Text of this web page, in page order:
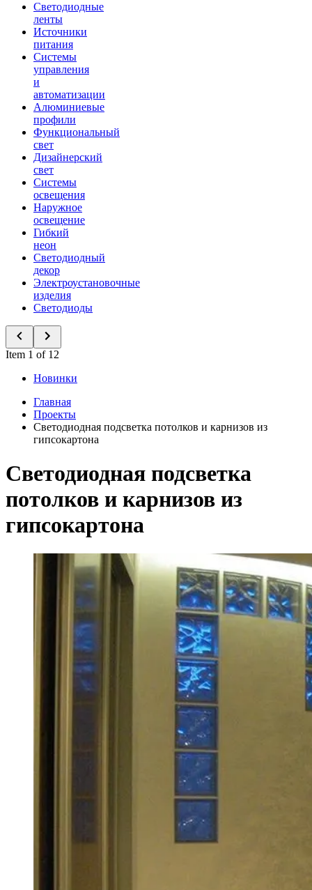
Светодиодные
ленты
Источники
питания
Системы
управления
и
автоматизации
Алюминиевые
профили
Функциональный
свет
Дизайнерский
свет
Системы
освещения
Наружное
освещение
Гибкий
неон
Светодиодный
декор
Электроустановочные
изделия
Светодиоды
Item 1 of 12
Новинки
Главная
Проекты
Светодиодная подсветка потолков и карнизов из
гипсокартона
Светодиодная подсветка
потолков и карнизов из
гипсокартона